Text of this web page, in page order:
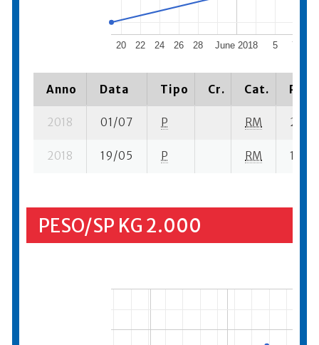
June 2018
20 22 24 26 28 5 7
Anno Data Tipo Cr. Cat.
2018 01/07 P RM 27
2018 19/05 P RM 19
PESO/SP KG 2.000